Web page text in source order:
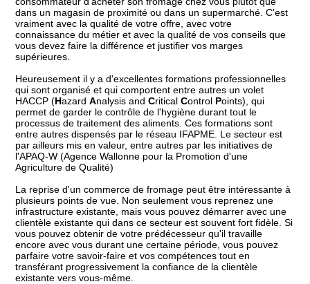
dans un magasin de proximité ou dans un supermarché. C'est
vraiment avec la qualité de votre offre, avec votre
connaissance du métier et avec la qualité de vos conseils que
vous devez faire la différence et justifier vos marges
supérieures.
Heureusement il y a d'excellentes formations professionnelles
qui sont organisé et qui comportent entre autres un volet
HACCP (HazardAnalysis andCriticalControl Points), qui
permet de garder le contrôle de l'hygiène durant tout le
processus de traitement des aliments. Ces formations sont
entre autres dispensés par le réseau IFAPME. Le secteur est
par ailleurs mis en valeur, entre autres par les initiatives de
l'APAQ-W (Agence Wallonne pour la Promotion d'une
Agriculture de Qualité)
La reprise d'un commerce de fromage peut être intéressante à
plusieurs points de vue. Non seulement vous reprenez une
infrastructure existante, mais vous pouvez démarrer avec une
clientèle existante qui dans ce secteur est souvent fort fidèle. Si
vous pouvez obtenir de votre prédécesseur qu'il travaille
encore avec vous durant une certaine période, vous pouvez
parfaire votre savoir-faire et vos compétences tout en
transférant progressivement la confiance de la clientèle
existante vers vous-même.